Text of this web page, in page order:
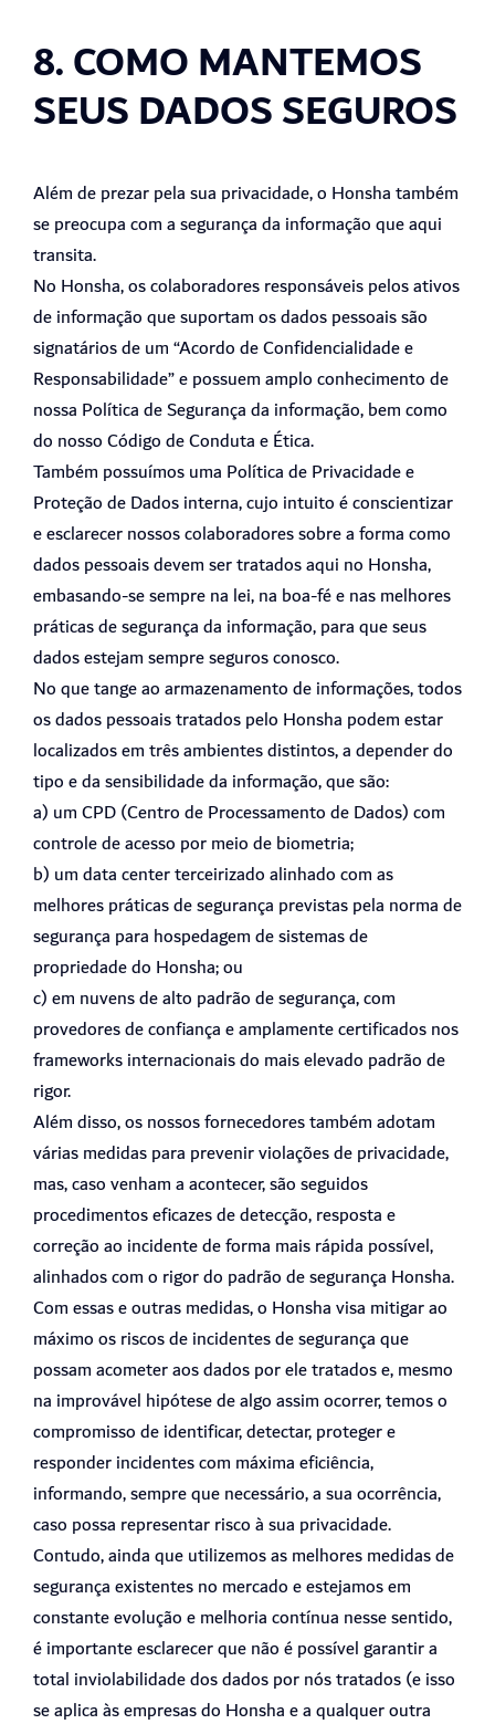
8. COMO MANTEMOS
SEUS DADOS SEGUROS
Além de prezar pela sua privacidade, o Honsha também
se preocupa com a segurança da informação que aqui
transita.
No Honsha, os colaboradores responsáveis pelos ativos
de informação que suportam os dados pessoais são
signatários de um “Acordo de Confidencialidade e
Responsabilidade” e possuem amplo conhecimento de
nossa Política de Segurança da informação, bem como
do nosso Código de Conduta e Ética.
Também possuímos uma Política de Privacidade e
Proteção de Dados interna, cujo intuito é conscientizar
e esclarecer nossos colaboradores sobre a forma como
dados pessoais devem ser tratados aqui no Honsha,
embasando-se sempre na lei, na boa-fé e nas melhores
práticas de segurança da informação, para que seus
dados estejam sempre seguros conosco.
No que tange ao armazenamento de informações, todos
os dados pessoais tratados pelo Honsha podem estar
localizados em três ambientes distintos, a depender do
tipo e da sensibilidade da informação, que são:
a) um CPD (Centro de Processamento de Dados) com
controle de acesso por meio de biometria;
b) um data center terceirizado alinhado com as
melhores práticas de segurança previstas pela norma de
segurança para hospedagem de sistemas de
propriedade do Honsha; ou
c) em nuvens de alto padrão de segurança, com
provedores de confiança e amplamente certificados nos
frameworks internacionais do mais elevado padrão de
rigor.
Além disso, os nossos fornecedores também adotam
várias medidas para prevenir violações de privacidade,
mas, caso venham a acontecer, são seguidos
procedimentos eficazes de detecção, resposta e
correção ao incidente de forma mais rápida possível,
alinhados com o rigor do padrão de segurança Honsha.
Com essas e outras medidas, o Honsha visa mitigar ao
máximo os riscos de incidentes de segurança que
possam acometer aos dados por ele tratados e, mesmo
na improvável hipótese de algo assim ocorrer, temos o
compromisso de identificar, detectar, proteger e
responder incidentes com máxima eficiência,
informando, sempre que necessário, a sua ocorrência,
caso possa representar risco à sua privacidade.
Contudo, ainda que utilizemos as melhores medidas de
segurança existentes no mercado e estejamos em
constante evolução e melhoria contínua nesse sentido,
é importante esclarecer que não é possível garantir a
total inviolabilidade dos dados por nós tratados (e isso
se aplica às empresas do Honsha e a qualquer outra